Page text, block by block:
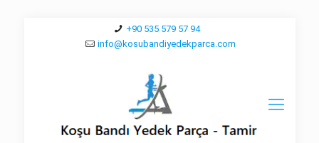
+90 535 579 57 94
info@kosubandiyedekparca.com